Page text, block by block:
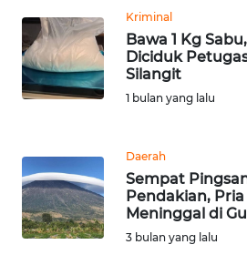
Kriminal
Bawa 1 Kg
Diciduk
Silangit
1 bulan yang lalu
Daerah
Sempat
Pendakian,
Meninggal di
3 bulan yang lalu
EDITORIAL
BERITA
KONTAK
KAMI